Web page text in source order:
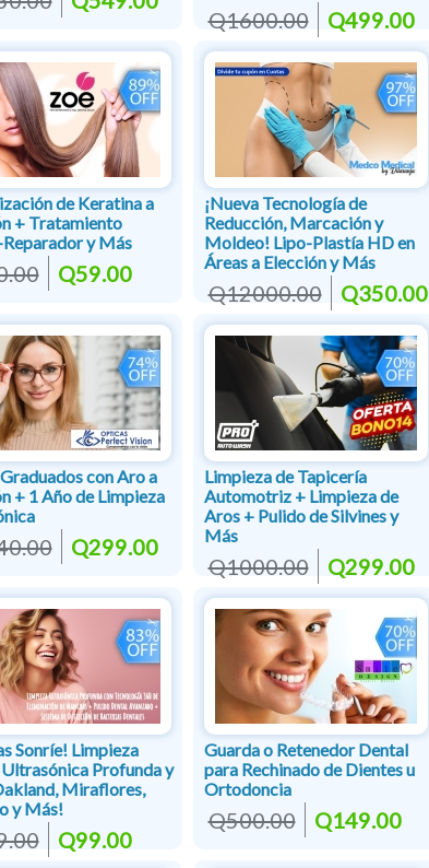
Q1600.00 Q499.00
de Keratina a
+ Tratamiento
y Más
Q59.00
¡Nueva Tecnología de
Reducción, Marcación y
Moldeo! Lipo-Plastía HD en
Áreas a Elección y Más
Q12000.00 Q350.00
con Aro a
+ 1 Año de Limpieza
Q299.00
Limpieza de Tapicería
Automotriz + Limpieza de
Aros + Pulido de Silvines y
Más
Q1000.00 Q299.00
Sonríe! Limpieza
Profunda y
Miraflores,
y Más!
Q99.00
Guarda o Retenedor Dental
para Rechinado de Dientes u
Ortodoncia
Q500.00 Q149.00